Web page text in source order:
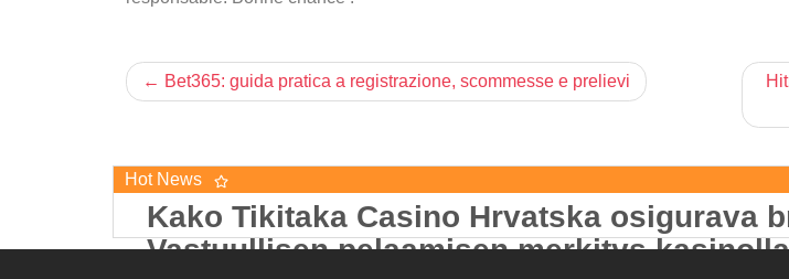
Bet365: guida pratica a registrazione, scommesse e prelievi
Hot News
Kako Tikitaka Casino Hrvatska osigurava
Vastuullisen pelaamisen merkitys kasinolla